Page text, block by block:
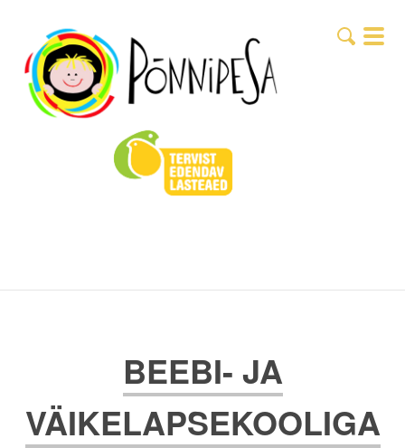
BEEBI- JA
VÄIKELAPSEKOOLIGA